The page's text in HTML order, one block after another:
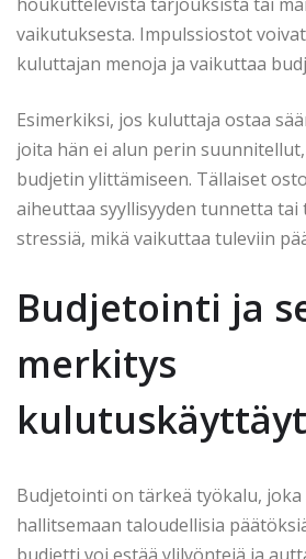
vaikutuksesta. Impulssiostot
kuluttajan menoja ja vaikuttaa
Esimerkiksi, jos kuluttaja ostaa
joita hän ei alun perin
budjetin ylittämiseen. Tällaiset
aiheuttaa syyllisyyden tunnetta tai
stressiä, mikä vaikuttaa tuleviin
Budjetointi ja
merkitys
Budjetointi on tärkeä työkalu,
hallitsemaan taloudellisia